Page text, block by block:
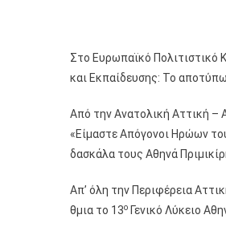
Στο Ευρωπαϊκό Πολιτιστικό
και Εκπαίδευσης: Το
Από την Ανατολική Αττική –
«Είμαστε Απόγονοι Ηρώων
δασκάλα τους Αθηνά
Απ’ όλη την Περιφέρεια
θμια το 13ο Γενικό Λύκειο